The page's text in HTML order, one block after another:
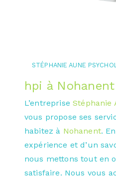
STÉPHANIE AUNE
hpi à Nohanent
L’entrepriseStéphanie
vous propose ses
habitez à Nohanent.
expérience et d’un
nous mettons tout en
satisfaire. Nous vous